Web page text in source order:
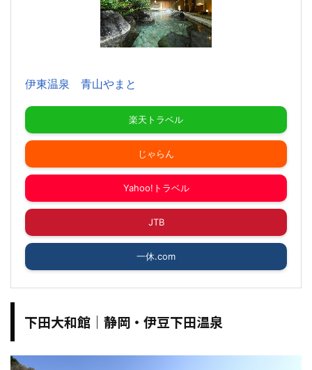
伊東温泉 青山やまと
楽天トラベル
じゃらん
Yahoo!トラベル
JTB
一休.com
下田大和館｜静岡・伊豆下田温泉